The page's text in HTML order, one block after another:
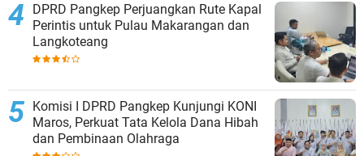
DPRD Pangkep Perjuangkan Rute Kapal
Perintis untuk Pulau Makarangan dan
Langkoteang
Komisi I DPRD Pangkep Kunjungi KONI
Maros, Perkuat Tata Kelola Dana Hibah
dan Pembinaan Olahraga